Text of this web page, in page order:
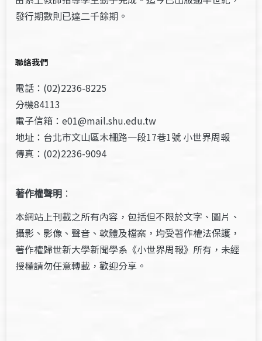
發行期數則已達二千餘期。
聯絡我們
電話：(02)2236-8225
分機84113
電子信箱：e01@mail.shu.edu.tw
地址：台北市文山區木柵路一段17巷1號 小世界周報
傳真：(02)2236-9094
著作權聲明 ：
本網站上刊載之所有內容，包括但不限於文字、圖片、
攝影、影像、聲音、軟體及檔案，均受著作權法保護，
著作權歸世新大學新聞學系《小世界周報》所有，未經
授權請勿任意轉載，歡迎分享。